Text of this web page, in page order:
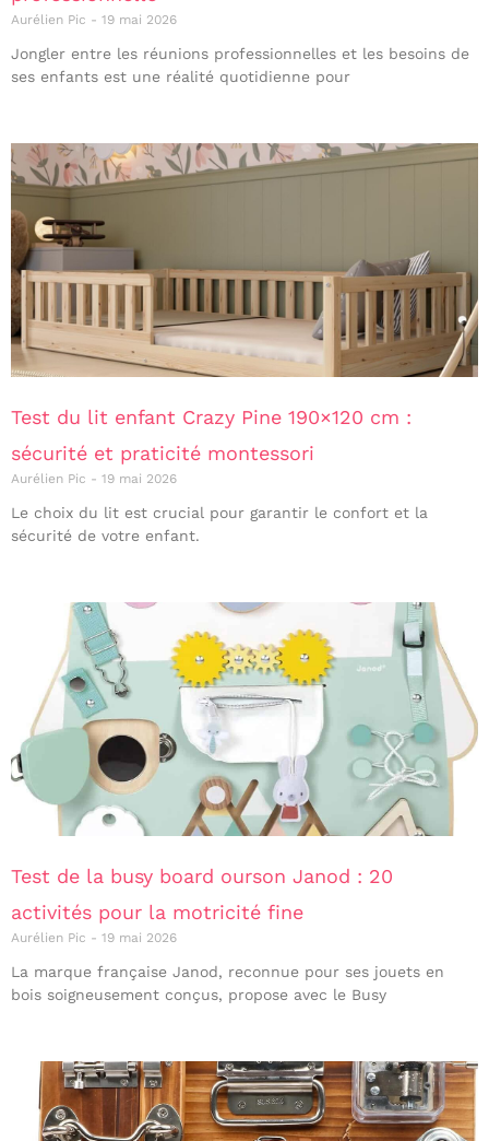
Aurélien Pic 19 mai 2026
Jongler entre les réunions professionnelles et les besoins de
ses enfants est une réalité quotidienne pour
Test du lit enfant Crazy Pine 190×120 cm :
sécurité et praticité montessori
Aurélien Pic 19 mai 2026
Le choix du lit est crucial pour garantir le confort et la
sécurité de votre enfant.
Test de la busy board ourson Janod : 20
activités pour la motricité fine
Aurélien Pic 19 mai 2026
La marque française Janod, reconnue pour ses jouets en
bois soigneusement conçus, propose avec le Busy